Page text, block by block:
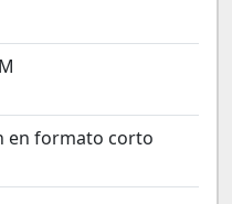
en formato corto